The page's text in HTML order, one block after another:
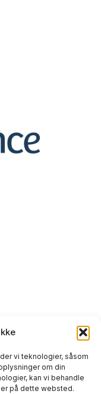
vi teknologier, såsom
om din
kan vi behandle
på dette websted.
jeres IT, fra drift